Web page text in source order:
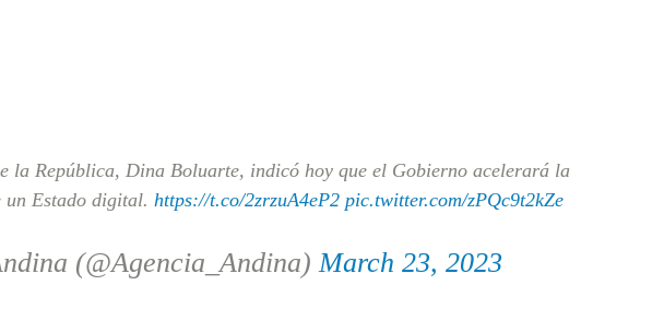
la República, Dina Boluarte, indicó hoy que el Gobierno acelerará la
un Estado digital. https://t.co/2zrzuA4eP2 pic.twitter.com/zPQc9t2kZe
(@Agencia_Andina)March 23, 2023